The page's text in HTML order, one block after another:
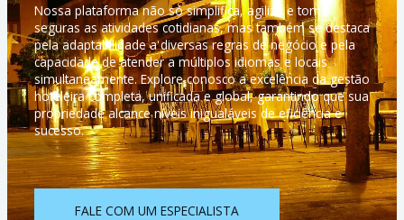
Nossa plataforma não só simplifica, agiliza e torna
seguras as atividades cotidianas, mas também se destaca
pela adaptabilidade a diversas regras de negócio e pela
capacidade de atender a múltiplos idiomas e locais
simultaneamente. Explore conosco a excelência da gestão
hoteleira completa, unificada e global, garantindo que sua
propriedade alcance níveis inigualáveis de eficiência e
sucesso.
FALE COM UM ESPECIALISTA